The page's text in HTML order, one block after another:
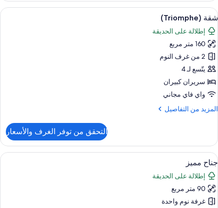
King
Room
استعراض
جميع
صور
شقة
أغطية فراش متميزة وميني بار وخزنة
9
شقة (Triomphe)
إطلالة على الحديقة
160 متر مربع
2 من غرف النوم
يتّسع لـ 4
سريران كبيران
واي فاي مجاني
المزيد من التفاصيل
المزيد
شقة
التحقق من توفر الغرف والأسعار
استعراض
جميع
صور
جناح
مميز
أغطية فراش متميزة وميني بار وخزنة
12
جناح مميز
إطلالة على الحديقة
90 متر مربع
غرفة نوم واحدة